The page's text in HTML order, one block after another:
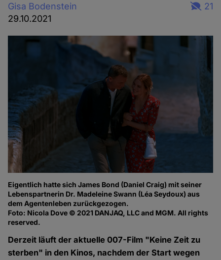
Gisa Bodenstein
29.10.2021
21
Eigentlich hatte sich James Bond (Daniel Craig) mit seiner
Lebenspartnerin Dr. Madeleine Swann (Léa Seydoux) aus
dem Agentenleben zurückgezogen.
Foto: Nicola Dove © 2021 DANJAQ, LLC and MGM. All rights
reserved.
Derzeit läuft der aktuelle 007-Film "Keine Zeit zu
sterben" in den Kinos, nachdem der Start wegen